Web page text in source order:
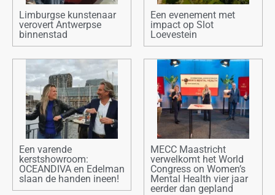
Limburgse kunstenaar
verovert Antwerpse
binnenstad
Een evenement met
impact op Slot
Loevestein
Een varende
kerstshowroom:
OCEANDIVA en Edelman
slaan de handen ineen!
MECC Maastricht
verwelkomt het World
Congress on Women’s
Mental Health vier jaar
eerder dan gepland